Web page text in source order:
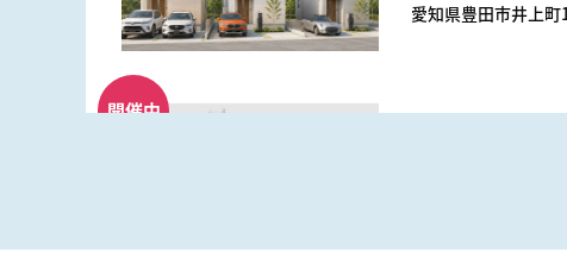
愛知県豊田市井上
開催中
愛知県豊田市井上